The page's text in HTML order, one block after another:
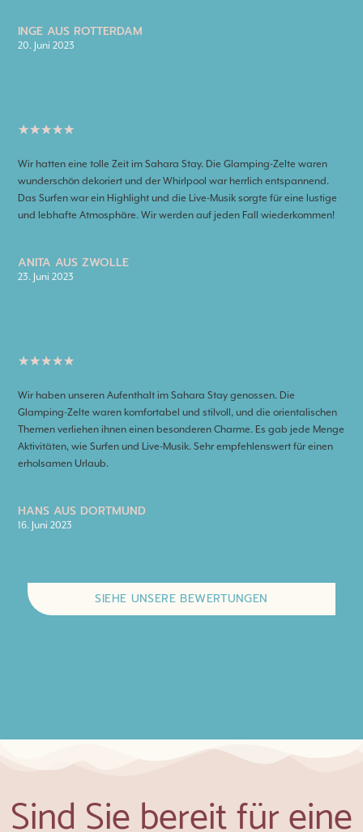
INGE AUS ROTTERDAM
20. Juni 2023
★★★★★
Wir hatten eine tolle Zeit im Sahara Stay. Die Glamping-Zelte waren
wunderschön dekoriert und der Whirlpool war herrlich entspannend.
Das Surfen war ein Highlight und die Live-Musik sorgte für eine lustige
und lebhafte Atmosphäre. Wir werden auf jeden Fall wiederkommen!
ANITA AUS ZWOLLE
23. Juni 2023
★★★★★
Wir haben unseren Aufenthalt im Sahara Stay genossen. Die
Glamping-Zelte waren komfortabel und stilvoll, und die orientalischen
Themen verliehen ihnen einen besonderen Charme. Es gab jede Menge
Aktivitäten, wie Surfen und Live-Musik. Sehr empfehlenswert für einen
erholsamen Urlaub.
HANS AUS DORTMUND
16. Juni 2023
SIEHE UNSERE BEWERTUNGEN
Sind Sie bereit für eine